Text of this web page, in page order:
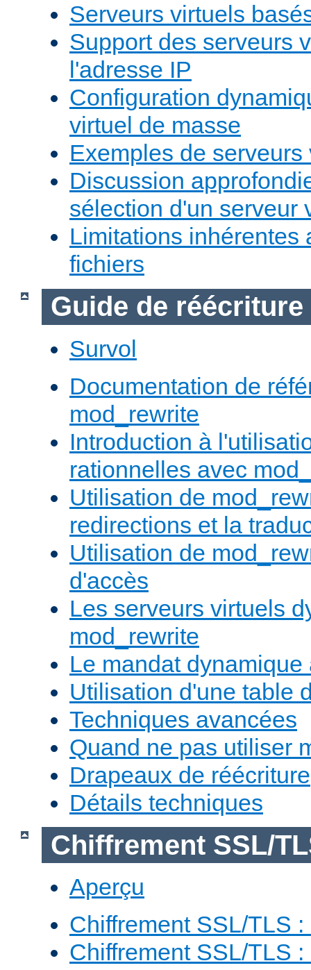
Serveurs virtuels
Support des serveurs
l'adresse IP
Configuration
virtuel de masse
Exemples de serveurs
Discussion
sélection d'un serveur
Limitations inhérentes
fichiers
Guide de réécriture
Survol
Documentation de
mod_rewrite
Introduction à
rationnelles avec
Utilisation de
redirections et la
Utilisation de
d'accès
Les serveurs virtuels
mod_rewrite
Le mandat
Utilisation d'une table
Techniques avancées
Quand ne pas utiliser
Drapeaux de réécriture
Détails techniques
Chiffrement SSL/
Aperçu
Chiffrement SSL/TLS
Chiffrement SSL/TLS